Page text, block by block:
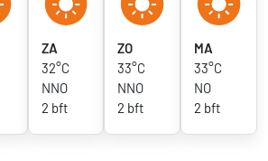
ZA
32°C
NNO
2 bft
ZO
33°C
NNO
2 bft
MA
33°C
NO
2 bft